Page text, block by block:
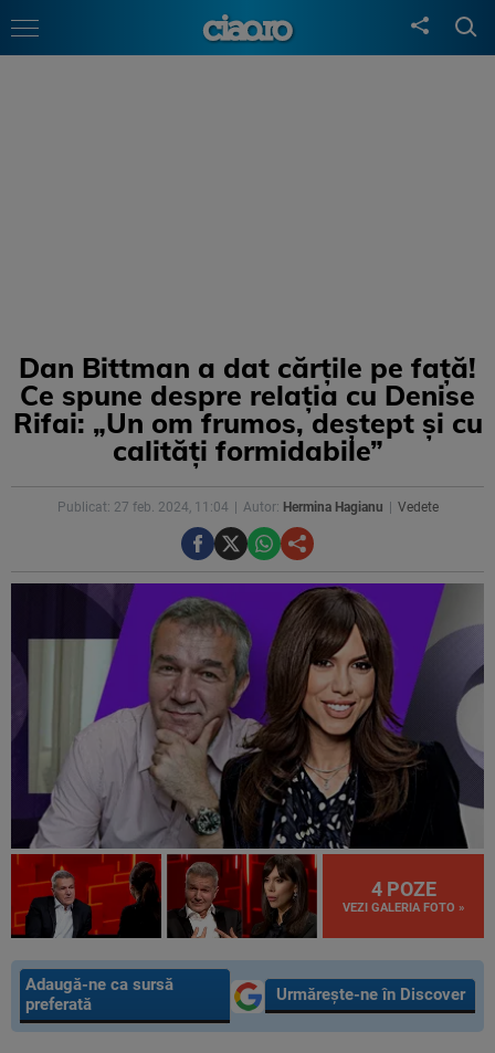
Dan Bittman a dat cărţile pe faţă!
Ce spune despre relaţia cu Denise
Rifai: „Un om frumos, deștept și cu
calități formidabile”
Publicat: 27 feb. 2024, 11:04 Autor: Hermina Hagianu Vedete
4 POZE
VEZI GALERIA FOTO »
Adaugă-ne ca sursă
preferată
Urmărește-ne în Discover